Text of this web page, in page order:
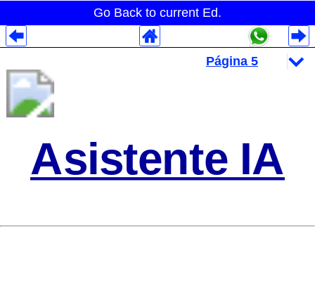
Go Back to current Ed.
Asistente IA
Despliegues Analytics
Despliegues Totales
Despliegues por Rubros